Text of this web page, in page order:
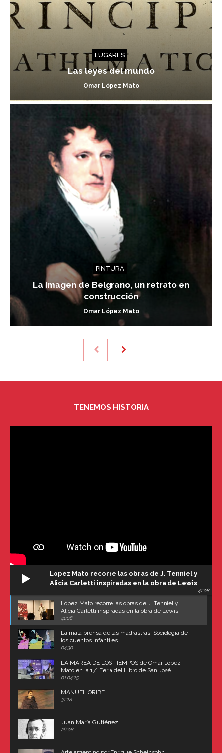
LUGARES
Las leyes del mundo
Omar López Mato
PINTURA
La imagen de Belgrano, un retrato en
construcción
Omar López Mato
TENEMOS HISTORIA
López Mato recorre las obras de J. Tenniel y
Alicia Carletti inspiradas en la obra de Lewis
41:08
López Mato recorre las obras de J. Tenniel y
Alicia Carletti inspiradas en la obra de Lewis
Carroll
41:08
La mala prensa de las madrastras: Sociología de
los cuentos infantiles
04:30
LA MAREA DE LOS TIEMPOS de Omar López
Mato en la 17° Feria del Libro de San José
(Uruguay)
01:04:25
MANUEL ORIBE
31:28
Juan María Gutiérrez
26:08